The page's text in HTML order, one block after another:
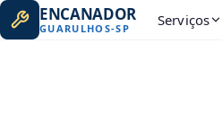
ENCANADOR
GUARULHOS-SP Serviços